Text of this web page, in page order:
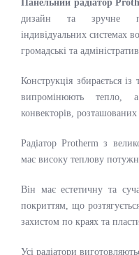
Панельний радіатор
дизайн та зручне
індивідуальних системах
громадські та
Конструкція збирається
випромінюють тепло,
конвекторів,
Радіатор Protherm з
має високу теплову
Він має естетичну та
покриттям, що
захистом по краях та
Усі радіатори